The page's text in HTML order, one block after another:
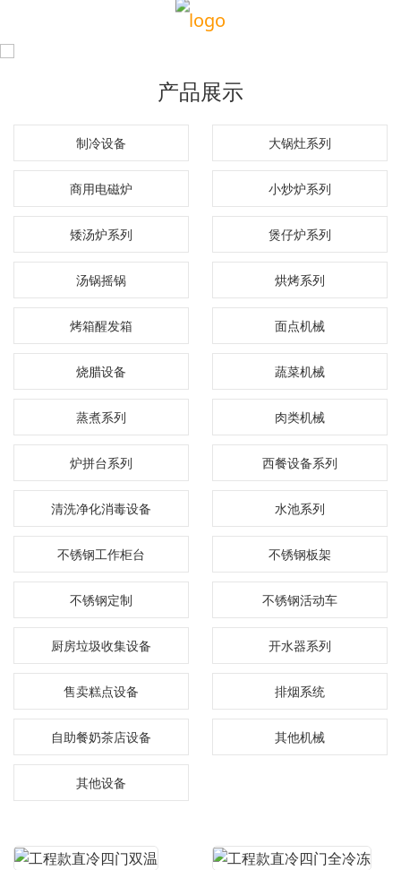
产品展示
制冷设备 大锅灶系列
商用电磁炉 小炒炉系列
矮汤炉系列 煲仔炉系列
汤锅摇锅 烘烤系列
烤箱醒发箱 面点机械
烧腊设备 蔬菜机械
蒸煮系列 肉类机械
炉拼台系列 西餐设备系列
清洗净化消毒设备 水池系列
不锈钢工作柜台 不锈钢板架
不锈钢定制 不锈钢活动车
厨房垃圾收集设备 开水器系列
售卖糕点设备 排烟系统
自助餐奶茶店设备 其他机械
其他设备